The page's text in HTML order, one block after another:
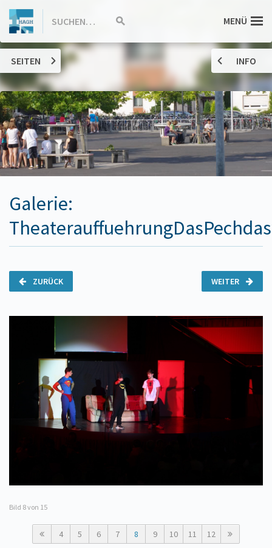
INHALT
Hannah-
Arendt-
Gymnasium
Haßloch
SUCHEN…
Suche
MENÜ
SEITEN
Galerie:
WEITER
ZURÜCK
Bild 8von 15
4 5 6 7 8 9 10 11 12
INFO